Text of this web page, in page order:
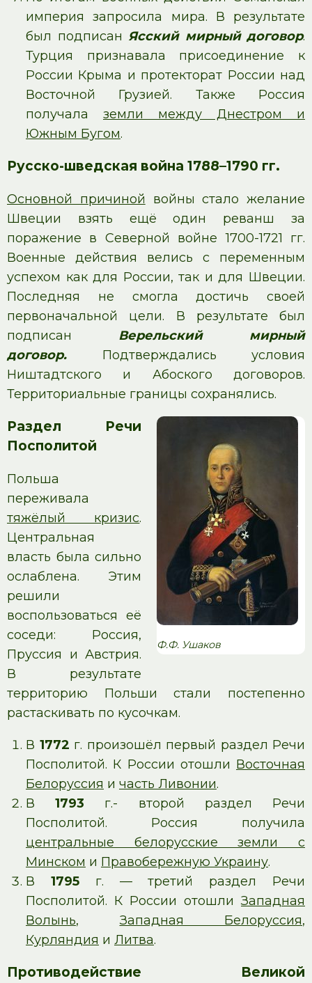
империя запросила мира. В результате
был подписан Ясский мирный договор.
Турция признавала присоединение к
России Крыма и протекторат России над
Восточной Грузией. Также Россия
получала земли между Днестром и
Южным Бугом.
Русско-шведская война 1788–1790 гг.
Основной причиной войны стало желание
Швеции взять ещё один реванш за
поражение в Северной войне 1700-1721 гг.
Военные действия велись с переменным
успехом как для России, так и для Швеции.
Последняя не смогла достичь своей
первоначальной цели. В результате был
подписан Верельский
мирный
договор. Подтверждались условия
Ништадтского и Абоского договоров.
Территориальные границы сохранялись.
Ф.Ф. Ушаков
Раздел Речи
Посполитой
Польша
переживала
тяжёлый кризис.
Центральная
власть была сильно
ослаблена. Этим
решили
воспользоваться её
соседи: Россия,
Пруссия и Австрия.
В результате
территорию Польши стали постепенно
растаскивать по кусочкам.
В 1772 г. произошёл первый раздел Речи
Посполитой. К России отошли Восточная
Белоруссия и часть Ливонии.
В1793 г.- второй раздел Речи
Посполитой. Россия получила
центральные белорусские земли с
Минском и Правобережную Украину.
В 1795г. — третий раздел Речи
Посполитой. К России отошли Западная
Волынь, Западная Белоруссия,
Курляндия и Литва.
Противодействие Великой